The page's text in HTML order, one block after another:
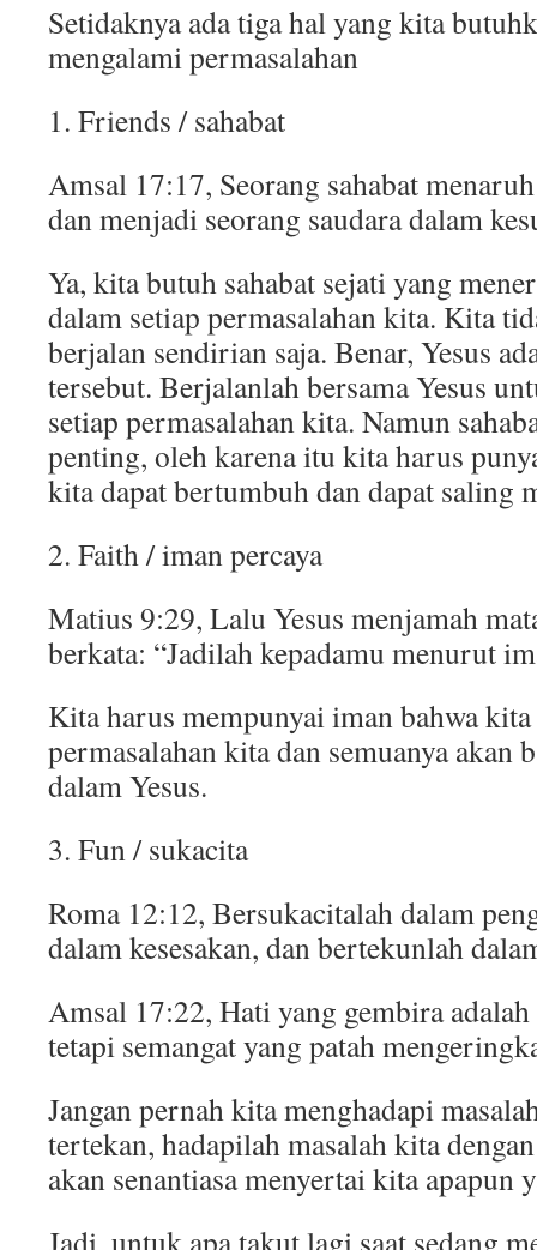
Setidaknya ada tiga hal yang kita
mengalami permasalahan
1. Friends / sahabat
Amsal 17:17, Seorang sahabat
dan menjadi seorang saudara dalam
Ya, kita butuh sahabat sejati yang
dalam setiap permasalahan kita. Kita
berjalan sendirian saja. Benar, Yesus
tersebut. Berjalanlah bersama Yesus
setiap permasalahan kita. Namun
penting, oleh karena itu kita harus
kita dapat bertumbuh dan dapat saling
2. Faith / iman percaya
Matius 9:29, Lalu Yesus menjamah
berkata: “Jadilah kepadamu menurut
Kita harus mempunyai iman bahwa
permasalahan kita dan semuanya akan
dalam Yesus.
3. Fun / sukacita
Roma 12:12, Bersukacitalah dalam
dalam kesesakan, dan bertekunlah
Amsal 17:22, Hati yang gembira
tetapi semangat yang patah
Jangan pernah kita menghadapi
tertekan, hadapilah masalah kita
akan senantiasa menyertai kita apapun
Jadi, untuk apa takut lagi saat sedang